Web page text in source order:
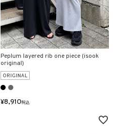
Peplum layered rib one piece (isook
original)
ORIGINAL
¥8,910税込